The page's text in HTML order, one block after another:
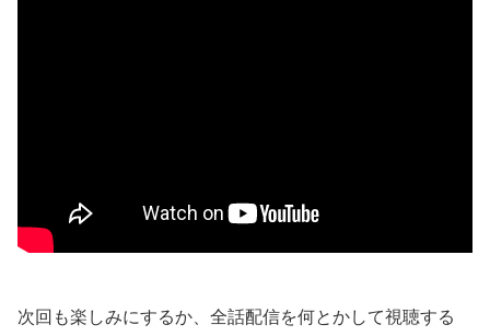
次回も楽しみにするか、全話配信を何とかして視聴する